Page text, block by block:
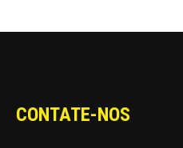
CONTATE-NOS